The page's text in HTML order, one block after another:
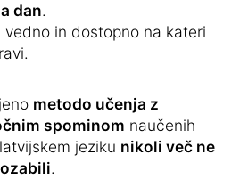
dan.
vedno in dostopno na kateri
metodo učenja z
spominom naučenih
jeziku nikoli več ne
.